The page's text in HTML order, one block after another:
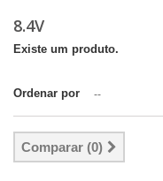
8.4V
Existe um produto.
Ordenar por --
Comparar (0)